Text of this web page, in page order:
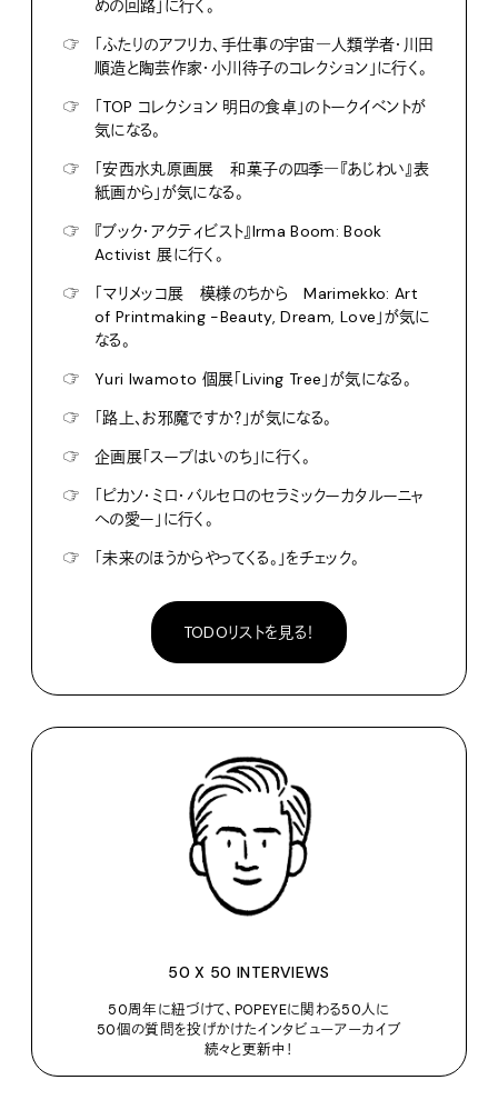
めの回路」に行く。
☞
「ふたりのアフリカ、手仕事の宇宙―人類学者・川田
順造と陶芸作家・小川待子のコレクション」に行く。
☞
「TOP コレクション 明日の食卓」のトークイベントが
気になる。
☞
「安西水丸原画展 和菓子の四季―『あじわい』表
紙画から」が気になる。
☞
『ブック・アクティビスト』Irma Boom: Book
Activist 展に行く。
☞
「マリメッコ展 模様のちから Marimekko: Art
of Printmaking -Beauty, Dream, Love」が気に
なる。
☞
Yuri Iwamoto 個展「Living Tree」が気になる。
☞
「路上、お邪魔ですか？」が気になる。
☞
企画展「スープはいのち」に行く。
☞
「ピカソ・ミロ・バルセロのセラミックーカタルーニャ
への愛ー」に行く。
☞
「未来のほうからやってくる。」をチェック。
TODOリストを見る！
50 X 50 INTERVIEWS
50周年に紐づけて、POPEYEに関わる50人に
50個の質問を投げかけたインタビューアーカイブ
続々と更新中！